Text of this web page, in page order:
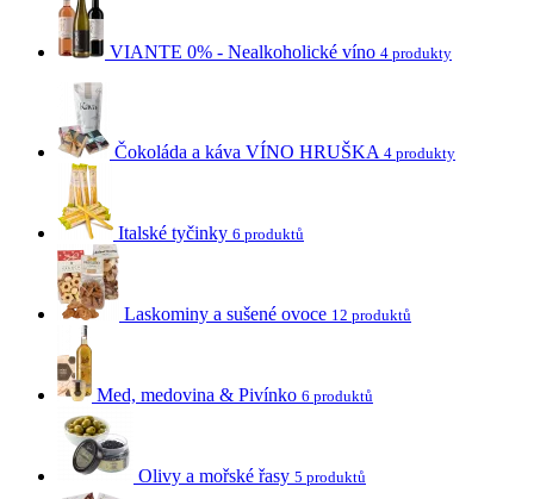
VIANTE 0% - Nealkoholické víno 4 produkty
Čokoláda a káva VÍNO HRUŠKA 4 produkty
Italské tyčinky 6 produktů
Laskominy a sušené ovoce 12 produktů
Med, medovina & Pivínko 6 produktů
Olivy a mořské řasy 5 produktů